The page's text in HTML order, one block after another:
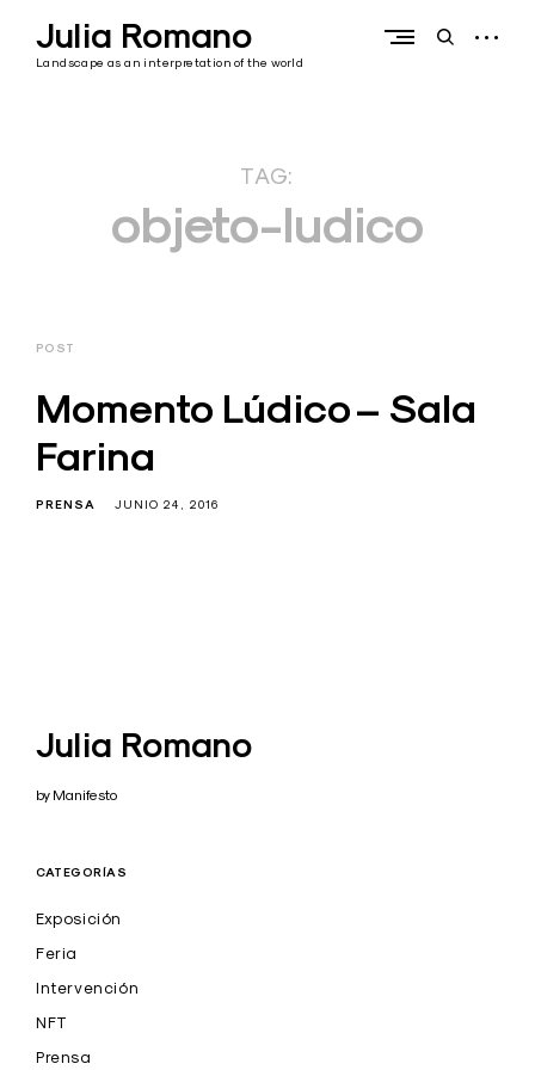
contentJulia Romano
Landscape as an interpretation of the world
openopen
TAG:
objeto-ludico
POST
Momento Lúdico – Sala
Farina
PRENSA JUNIO 24, 2016
Julia Romano
by Manifesto
CATEGORÍAS
Exposición
Feria
Intervención
NFT
Prensa